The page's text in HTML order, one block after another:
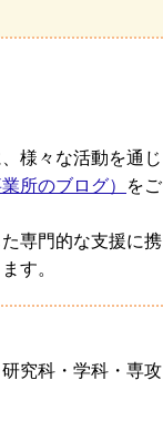
様々な活動を通じ
所のブログ）
をご
専門的な支援に携
す。
究科・学科・専攻